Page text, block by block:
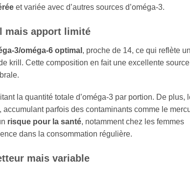
et variée avec d’autres sources d’oméga‑3.
mais apport limité
oméga‑6 optimal , proche de 14, ce qui reflète
krill. Cette composition en fait une excellente source
la quantité totale d’oméga‑3 par portion. De plus,
, accumulant parfois des contaminants comme le
risque pour la santé, notamment chez les femmes
dans la consommation régulière.
mais variable